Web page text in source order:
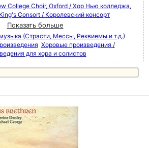
College Choir, Oxford / Хор Нью колледжа,
Consort / Королевский консорт
Показать больше
(Страсти, Мессы, Реквиемы и т.д.)
Хоровые произведения /
для хора и солистов